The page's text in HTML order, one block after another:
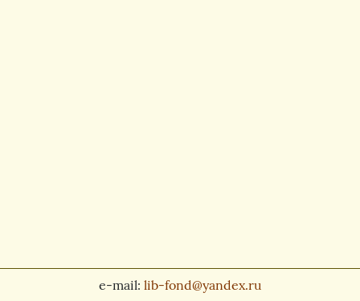
e-mail: lib-fond@yandex.ru